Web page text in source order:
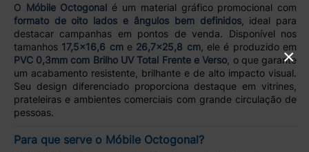
O Móbile Octogonal é um material gráfico promocional com
formato de oito lados e ângulos bem definidos, ideal para
destacar campanhas em pontos de venda. Disponível nos
tamanhos 17,5x16,6 cme 26,7x25,8 cm, ele é produzido em
PVC 0,3mm com Brilho UV Total Frente e Verso , o que garante
um acabamento resistente, brilhante e de alto impacto visual.
Seu design diferenciado proporciona destaque em vitrines,
prateleiras e ambientes comerciais com grande circulação de
pessoas.
Para que serve o Móbile Octogonal?
×